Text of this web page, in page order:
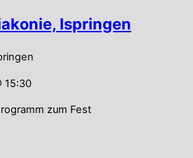
Ispringen
15:30
zum Fest